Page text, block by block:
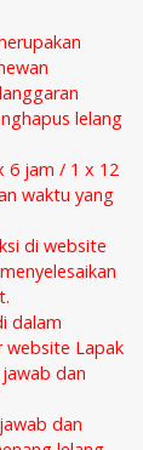
lelang
6 jam / 1 x 12
waktu yang
di website
dalam
website Lapak
dan
dan